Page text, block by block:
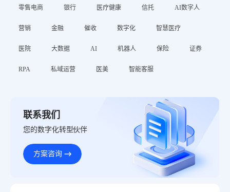
零售电商 银行 医疗健康 信托 AI数字人
营销 金融 催收 数字化 智慧医疗
医院 大数据 AI 机器人 保险 证券
RPA 私域运营 医美 智能客服
联系我们
您的数字化转型伙伴
方案咨询